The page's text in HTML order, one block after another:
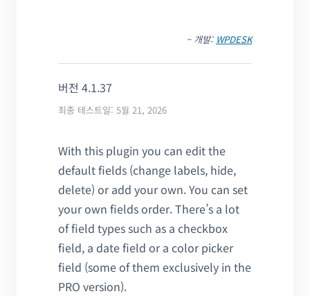
– 개발: WPDESK
버전 4.1.37
최종 테스트일: 5월 21, 2026
With this plugin you can edit the
default fields (change labels, hide,
delete) or add your own. You can set
your own fields order. There’s a lot
of field types such as a checkbox
field, a date field or a color picker
field (some of them exclusively in the
PRO version).